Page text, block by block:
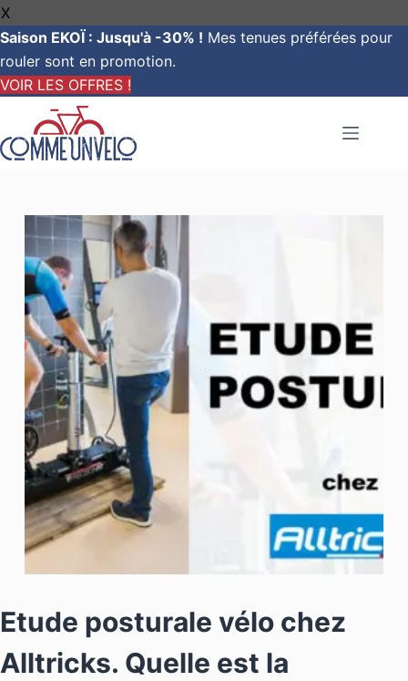
X
Saison EKOÏ : Jusqu'à -30% ! Mes tenues préférées pour
rouler sont en promotion.
VOIR LES OFFRES !
contenu
Etude posturale vélo chez
Alltricks. Quelle est la